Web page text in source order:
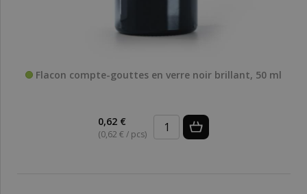
Flacon compte-gouttes en verre noir brillant, 50 ml
0,62 €
(0,62 € / pcs)